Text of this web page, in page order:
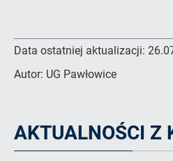
Data ostatniej aktualizacji:
Autor: UG Pawłowice
AKTUALNOŚCI Z